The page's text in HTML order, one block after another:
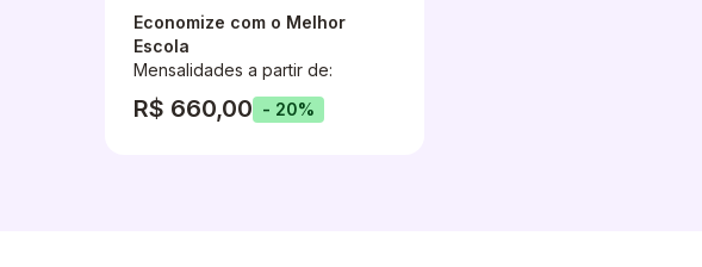
Economize com o Melhor
Escola
Mensalidades a partir de:
R$ 660,00 - 20%